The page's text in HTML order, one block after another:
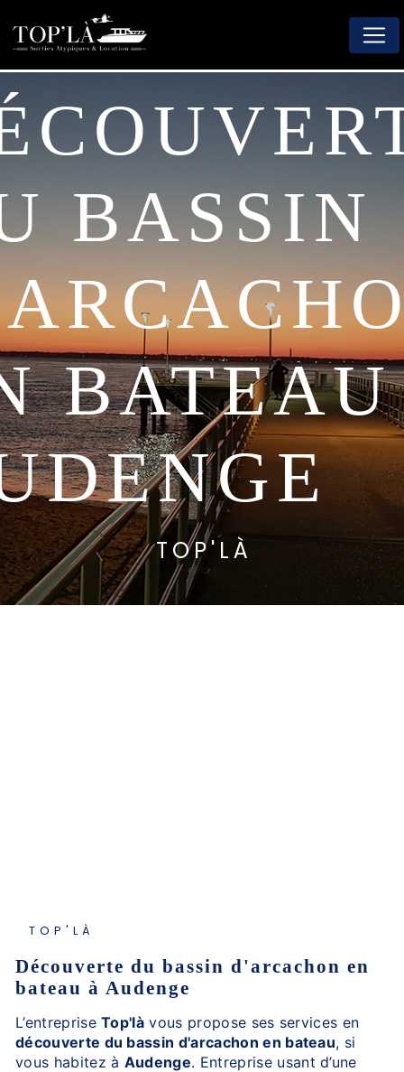
BASSIN
BATEAU
TOP'LÀ
TOP'LÀ
découverte du bassin d'arcachon en
bateau à Audenge
L’entrepriseTop'là vous propose ses services en
découverte du bassin d'arcachon en bateau, si
vous habitez à Audenge. Entreprise usant d’une
Panneau de gestion des cookies